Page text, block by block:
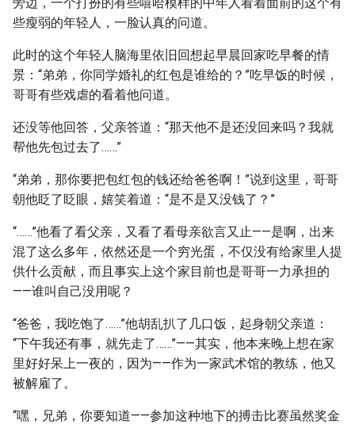
些瘦弱的年轻人，一脸认真的问道。
此时的这个年轻人脑海里依旧回想起早晨回家吃早餐的情
景：“弟弟，你同学婚礼的红包是谁给的？”吃早饭的时候，
哥哥有些戏虐的看着他问道。
还没等他回答，父亲答道：“那天他不是还没回来吗？我就
帮他先包过去了……”
“弟弟，那你要把包红包的钱还给爸爸啊！”说到这里，哥哥
朝他眨了眨眼，嬉笑着道：“是不是又没钱了？”
“……”他看了看父亲，又看了看母亲欲言又止——是啊，出来
混了这么多年，依然还是一个穷光蛋，不仅没有给家里人提
供什么贡献，而且事实上这个家目前也是哥哥一力承担的
——谁叫自己没用呢？
“爸爸，我吃饱了……”他胡乱扒了几口饭，起身朝父亲道：
“下午我还有事，就先走了……”——其实，他本来晚上想在家
里好好呆上一夜的，因为——作为一家武术馆的教练，他又
被解雇了。
“嘿，兄弟，你要知道——参加这种地下的搏击比赛虽然奖金